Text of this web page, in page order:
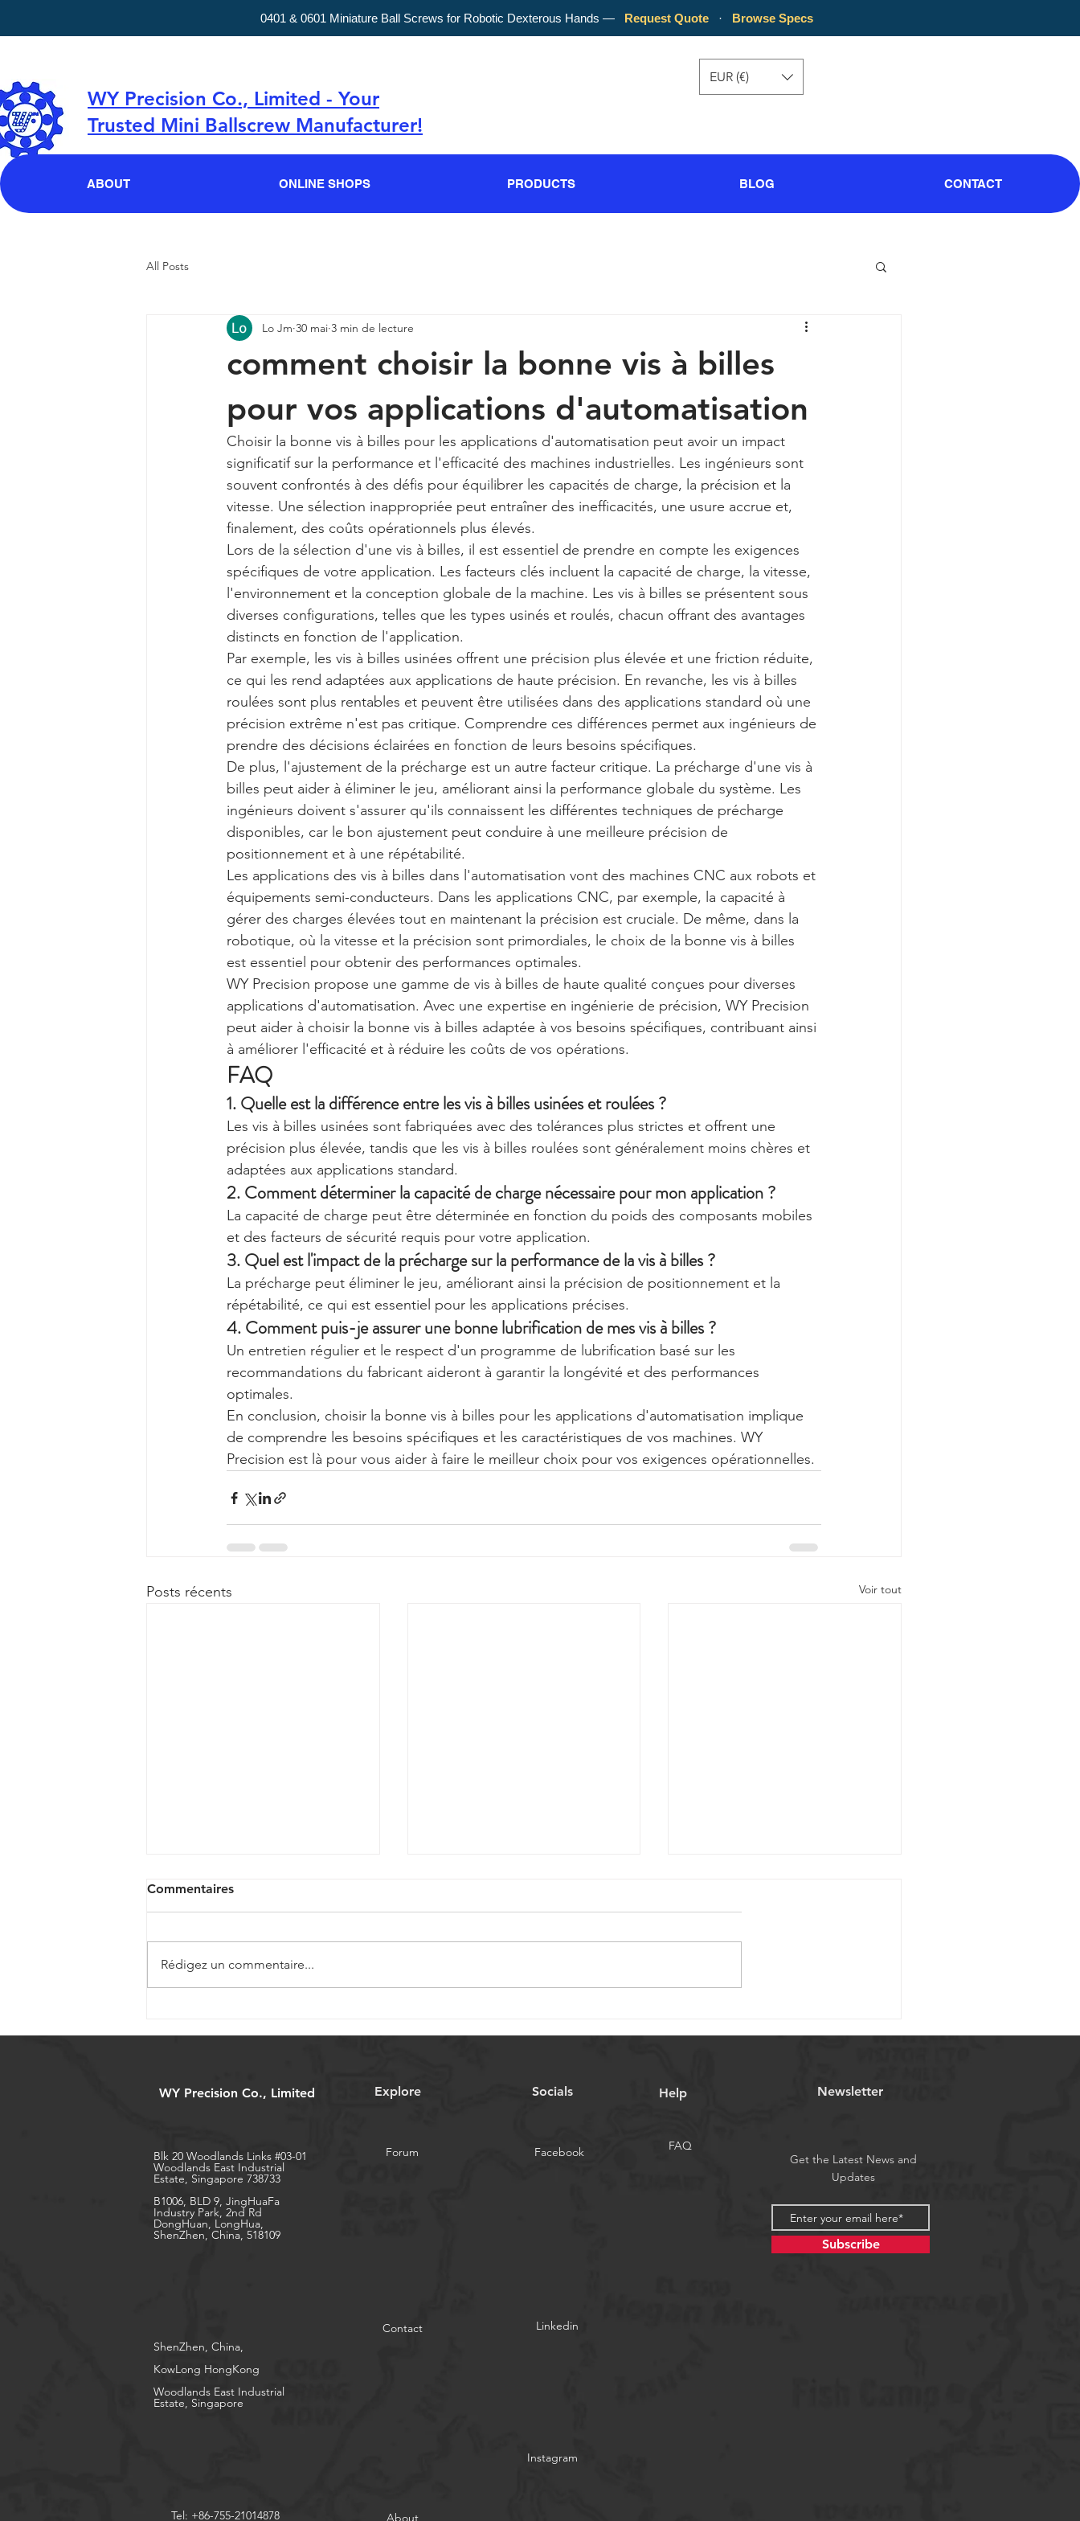
WY Precision Co., Limited - Your
Trusted Mini Ballscrew Manufacturer!
EUR (€)
ABOUT ONLINE SHOPS PRODUCTS BLOG CONTACT
All Posts
comment choisir la bonne vis à billes
pour vos applications d'automatisation
Lo Jm 30 mai 3 min de lecture
Choisir la bonne vis à billes pour les applications d'automatisation peut avoir un impact
significatif sur la performance et l'efficacité des machines industrielles. Les ingénieurs sont
souvent confrontés à des défis pour équilibrer les capacités de charge, la précision et la
vitesse. Une sélection inappropriée peut entraîner des inefficacités, une usure accrue et,
finalement, des coûts opérationnels plus élevés.
Lors de la sélection d'une vis à billes, il est essentiel de prendre en compte les exigences
spécifiques de votre application. Les facteurs clés incluent la capacité de charge, la vitesse,
l'environnement et la conception globale de la machine. Les vis à billes se présentent sous
diverses configurations, telles que les types usinés et roulés, chacun offrant des avantages
distincts en fonction de l'application.
Par exemple, les vis à billes usinées offrent une précision plus élevée et une friction réduite,
ce qui les rend adaptées aux applications de haute précision. En revanche, les vis à billes
roulées sont plus rentables et peuvent être utilisées dans des applications standard où une
précision extrême n'est pas critique. Comprendre ces différences permet aux ingénieurs de
prendre des décisions éclairées en fonction de leurs besoins spécifiques.
De plus, l'ajustement de la précharge est un autre facteur critique. La précharge d'une vis à
billes peut aider à éliminer le jeu, améliorant ainsi la performance globale du système. Les
ingénieurs doivent s'assurer qu'ils connaissent les différentes techniques de précharge
disponibles, car le bon ajustement peut conduire à une meilleure précision de
positionnement et à une répétabilité.
Les applications des vis à billes dans l'automatisation vont des machines CNC aux robots et
équipements semi-conducteurs. Dans les applications CNC, par exemple, la capacité à
gérer des charges élevées tout en maintenant la précision est cruciale. De même, dans la
robotique, où la vitesse et la précision sont primordiales, le choix de la bonne vis à billes
est essentiel pour obtenir des performances optimales.
WY Precision propose une gamme de vis à billes de haute qualité conçues pour diverses
applications d'automatisation. Avec une expertise en ingénierie de précision, WY Precision
peut aider à choisir la bonne vis à billes adaptée à vos besoins spécifiques, contribuant ainsi
à améliorer l'efficacité et à réduire les coûts de vos opérations.
FAQ
1. Quelle est la différence entre les vis à billes usinées et roulées ?
Les vis à billes usinées sont fabriquées avec des tolérances plus strictes et offrent une
précision plus élevée, tandis que les vis à billes roulées sont généralement moins chères et
adaptées aux applications standard.
2. Comment déterminer la capacité de charge nécessaire pour mon application ?
La capacité de charge peut être déterminée en fonction du poids des composants mobiles
et des facteurs de sécurité requis pour votre application.
3. Quel est l'impact de la précharge sur la performance de la vis à billes ?
La précharge peut éliminer le jeu, améliorant ainsi la précision de positionnement et la
répétabilité, ce qui est essentiel pour les applications précises.
4. Comment puis-je assurer une bonne lubrification de mes vis à billes ?
Un entretien régulier et le respect d'un programme de lubrification basé sur les
recommandations du fabricant aideront à garantir la longévité et des performances
optimales.
En conclusion, choisir la bonne vis à billes pour les applications d'automatisation implique
de comprendre les besoins spécifiques et les caractéristiques de vos machines. WY
Precision est là pour vous aider à faire le meilleur choix pour vos exigences opérationnelles.
Posts récents Voir tout
dispositifs médicaux de
miniatures pour dispositifs
miniatures pour applications
Commentaires
Rédigez un commentaire...
WY Precision Co., Limited Explore Socials Help Newsletter
Blk 20 Woodlands Links #03-01
Woodlands East Industrial
Estate, Singapore 738733
B1006, BLD 9, JingHuaFa
Industry Park, 2nd Rd
DongHuan, LongHua,
ShenZhen, China, 518109
Forum Facebook
FAQ
Get the Latest News and
Updates
Subscribe
Contact
Linkedin
ShenZhen, China,
KowLong HongKong​
Woodlands East Industrial
Estate, Singapore
Instagram
Tel: +86-755-21014878
0401 & 0601 Miniature Ball Screws for Robotic Dexterous Hands — Request Quote · Browse Specs